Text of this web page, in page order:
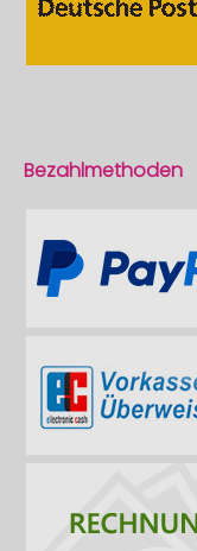
Bezahlmethoden